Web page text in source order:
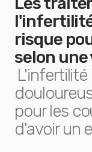
risque
selon
pour les
d'avoir un